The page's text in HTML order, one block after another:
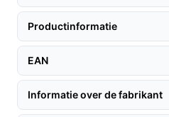
ondersteuning.
Gebruik & praktische
Voor het beste gebruik van
boxspring, volgen hier enkele
Productinformatie
EAN
Informatie over de fabrikant